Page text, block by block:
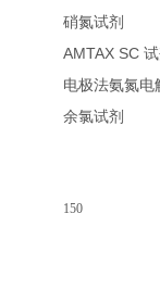
硝氮试剂
AMTAX SC
电极法氨氮电
余氯试剂
150